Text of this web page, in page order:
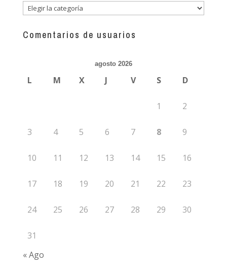
Descubre
guías
Comentarios de usuarios
agosto 2026
L M X J V S D
1 2
3 4 5 6 7 8 9
10 11 12 13 14 15 16
17 18 19 20 21 22 23
24 25 26 27 28 29 30
31
« Ago